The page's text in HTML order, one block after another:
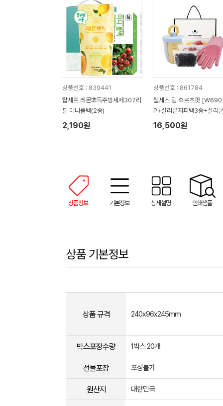
상품번호 : 839441
탑셰프 레몬뽀득주방세제307리
필 미니롤백(2종)
2,190원
상품번호 : 861784
웰세스 링 후르츠팟
P+실리콘지퍼백3종+실리
러시 설거지 수세미 일체형
장갑 1P 세트
16,500원
상품정보 기본정보 상세설명 인쇄샘플
상품 기본정보
상품 규격 240x96x245mm
박스포장수량 1박스 20개
선물포장 포장불가
원산지 대한민국